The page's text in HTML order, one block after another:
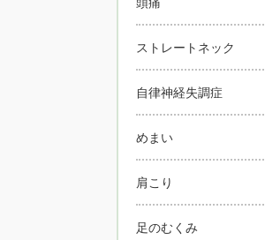
ストレートネック
自律神経失調症
めまい
肩こり
足のむくみ